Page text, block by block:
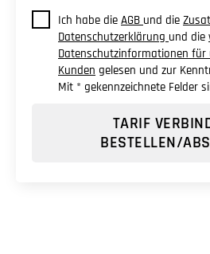
Ich habe die AGB und die
Datenschutzerklärung und die
Datenschutzinformationen für
Kunden gelesen und zur
Mit * gekennzeichnete Felder
TARIF
BESTELLEN/